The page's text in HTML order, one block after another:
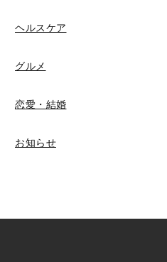
ヘルスケア
グルメ
恋愛・結婚
お知らせ